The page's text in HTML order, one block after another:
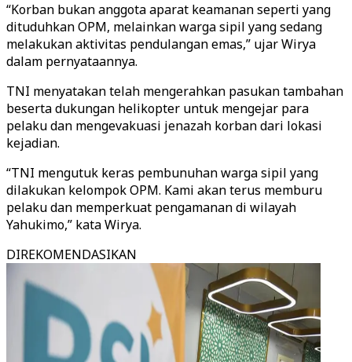
“Korban bukan anggota aparat keamanan seperti yang
dituduhkan OPM, melainkan warga sipil yang sedang
melakukan aktivitas pendulangan emas,” ujar Wirya
dalam pernyataannya.
TNI menyatakan telah mengerahkan pasukan tambahan
beserta dukungan helikopter untuk mengejar para
pelaku dan mengevakuasi jenazah korban dari lokasi
kejadian.
“TNI mengutuk keras pembunuhan warga sipil yang
dilakukan kelompok OPM. Kami akan terus memburu
pelaku dan memperkuat pengamanan di wilayah
Yahukimo,” kata Wirya.
DIREKOMENDASIKAN